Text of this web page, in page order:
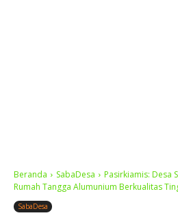
Beranda SabaDesa
Pasirkiamis: Desa
Rumah Tangga Alumunium Berkualitas
SabaDesa